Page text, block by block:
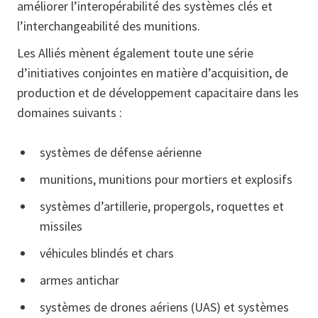
améliorer l’interopérabilité des systèmes clés et
l’interchangeabilité des munitions.
Les Alliés mènent également toute une série
d’initiatives conjointes en matière d’acquisition, de
production et de développement capacitaire dans les
domaines suivants :
systèmes de défense aérienne
munitions, munitions pour mortiers et explosifs
systèmes d’artillerie, propergols, roquettes et
missiles
véhicules blindés et chars
armes antichar
systèmes de drones aériens (UAS) et systèmes